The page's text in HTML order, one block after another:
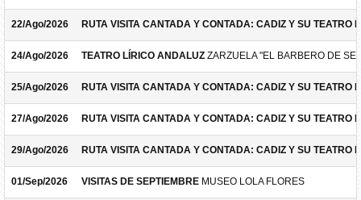
22/Ago/2026 RUTA VISITA CANTADA Y CONTADA: CADIZ Y SU TEATRO
24/Ago/2026 TEATRO LÍRICO ANDALUZ ZARZUELA "EL BARBERO DE
25/Ago/2026 RUTA VISITA CANTADA Y CONTADA: CADIZ Y SU TEATRO
27/Ago/2026 RUTA VISITA CANTADA Y CONTADA: CADIZ Y SU TEATRO
29/Ago/2026 RUTA VISITA CANTADA Y CONTADA: CADIZ Y SU TEATRO
01/Sep/2026 VISITAS DE SEPTIEMBRE MUSEO LOLA FLORES